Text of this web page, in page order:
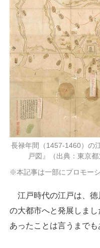
長禄年間（1457-1460）の
戸図』（出典：東京
※本記事は一部にプロモー
江戸時代の江戸は、徳
の大都市へと発展しま
あったことは言うまでも